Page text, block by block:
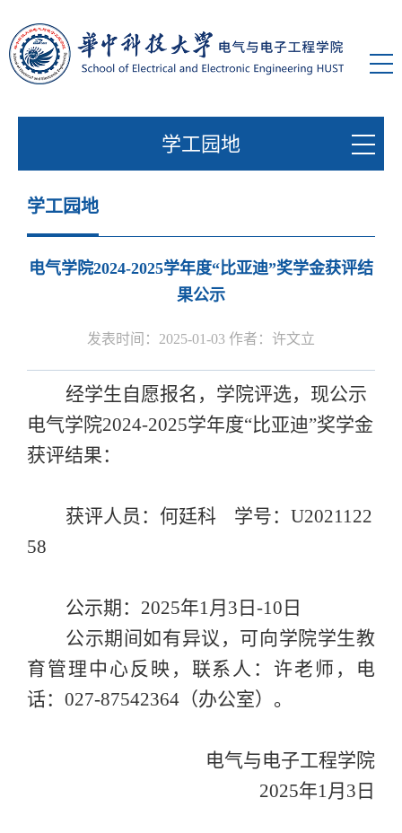
学工园地
学工园地
电气学院2024-2025学年度“比亚迪”奖学金获评结
果公示
发表时间：2025-01-03 作者：许文立
经学生自愿报名，学院评选，现公示
电气学院2024-2025学年度“比亚迪”奖学金
获评结果：
获评人员：何廷科 学号：U2021122
58
公示期：2025年1月 3 日-10 日
公示期间如有异议，可向学院学生教
育管理中心反映，联系人： 许老师，电
话：027-87542364（办公室）。
电气与电子工程学院
2025年1月3 日